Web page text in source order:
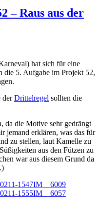
– Raus aus der
hat sich für eine
die 5. Aufgabe im Projekt 52,
derDrittelregel sollten die
da die Motive sehr gedrängt
jemand erklären, was das für
zu stellen, laut Kamelle zu
aus den Fützen zu
war aus diesem Grund da